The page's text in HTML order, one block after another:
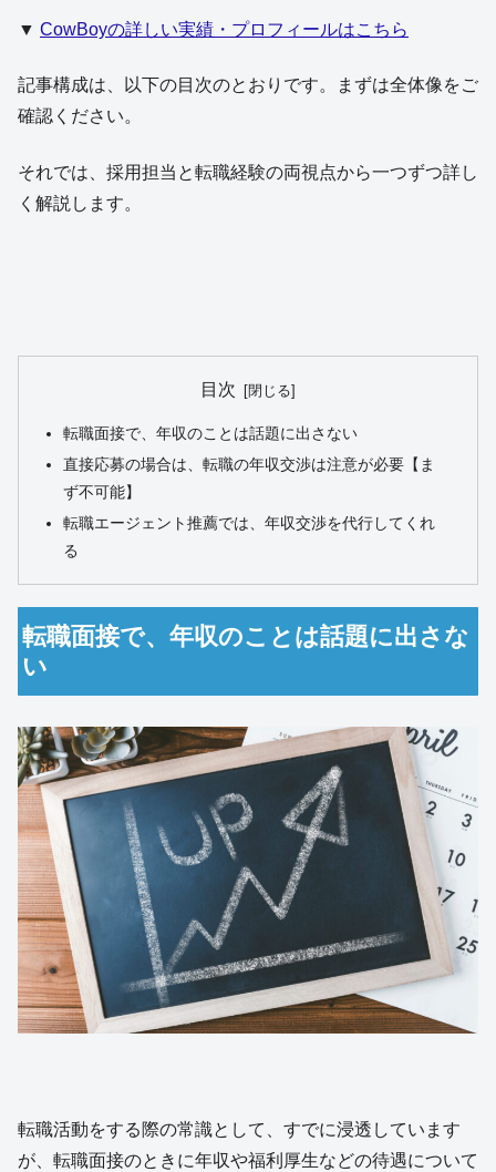
▼ CowBoyの詳しい実績・プロフィールはこちら
記事構成は、以下の目次のとおりです。まずは全体像をご
確認ください。
それでは、採用担当と転職経験の両視点から一つずつ詳し
く解説します。
目次
転職面接で、年収のことは話題に出さない
直接応募の場合は、転職の年収交渉は注意が必要【ま
ず不可能】
転職エージェント推薦では、年収交渉を代行してくれ
る
転職面接で、年収のことは話題に出さな
い
転職活動をする際の常識として、すでに浸透しています
が、転職面接のときに年収や福利厚生などの待遇について